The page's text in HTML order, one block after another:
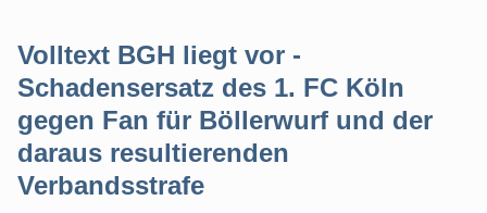
Volltext BGH liegt vor -
Schadensersatz des 1. FC Köln
gegen Fan für Böllerwurf und der
daraus resultierenden
Verbandsstrafe